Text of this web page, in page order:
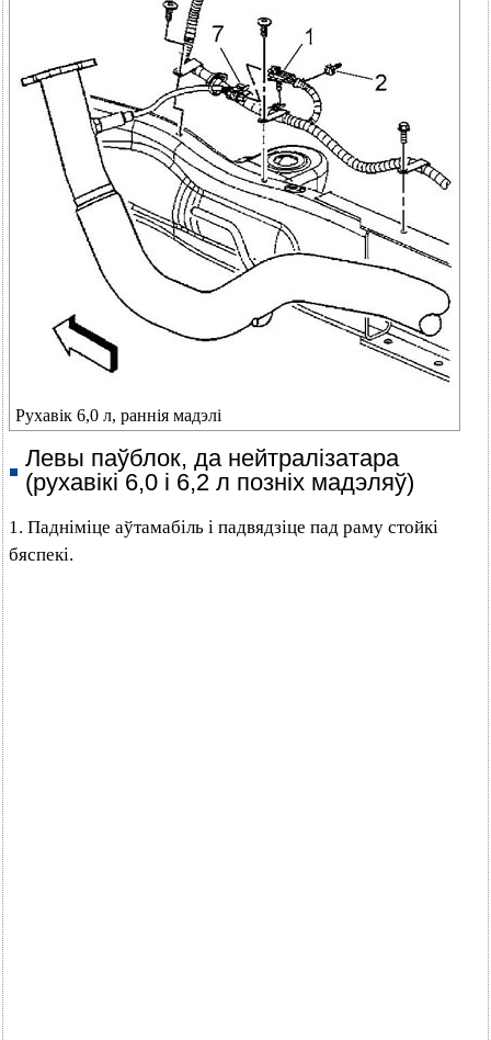
Рухавік 6,0 л, раннія мадэлі
Левы паўблок, да нейтралізатара
(рухавікі 6,0 і 6,2 л позніх мадэляў)
1. Падніміце аўтамабіль і падвядзіце пад раму стойкі
бяспекі.